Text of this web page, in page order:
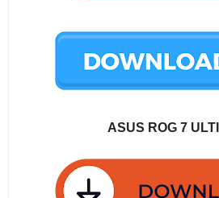
ASUS ROG 7